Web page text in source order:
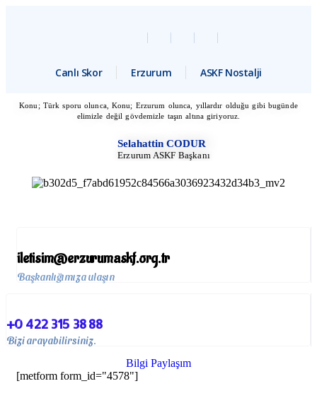
Canlı Skor Erzurum ASKF Nostalji
Konu; Türk sporu olunca, Konu; Erzurum olunca, yıllardır olduğu gibi bugünde
elimizle değil gövdemizle taşın altına giriyoruz.
Selahattin CODUR
Erzurum ASKF Başkanı
iletisim@erzurumaskf.org.tr
Başkanlığımıza ulaşın
+0 422 315 38 88
Bizi arayabilirsiniz.
Bilgi Paylaşım
[metform form_id="4578"]